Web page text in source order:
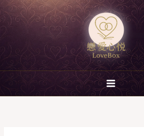
跳
至
主
要
內